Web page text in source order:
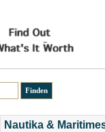
Nautika &